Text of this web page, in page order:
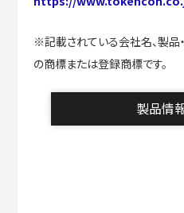
※記載されている会社名、製品
の商標または登録商標です。
製品情